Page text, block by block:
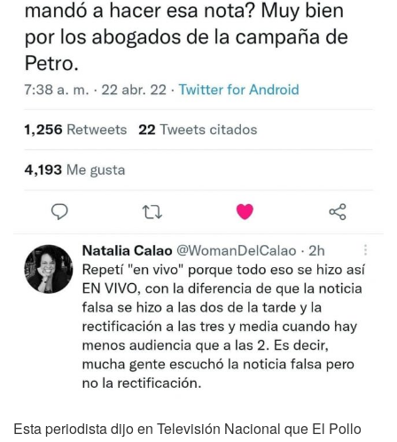
Esta periodista dijo en Televisión Nacional que El Pollo